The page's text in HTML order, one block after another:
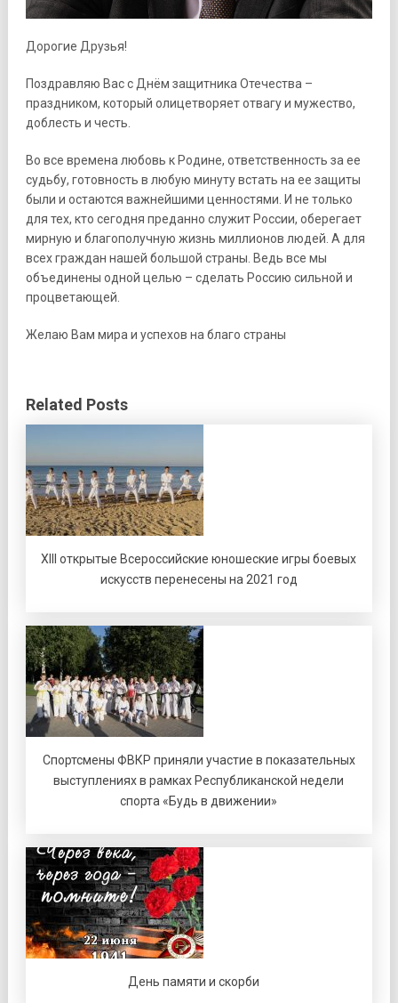
Дорогие Друзья!
Поздравляю Вас с Днём защитника Отечества –
праздником, который олицетворяет отвагу и мужество,
доблесть и честь.
Во все времена любовь к Родине, ответственность за ее
судьбу, готовность в любую минуту встать на ее защиты
были и остаются важнейшими ценностями. И не только
для тех, кто сегодня преданно служит России, оберегает
мирную и благополучную жизнь миллионов людей. А для
всех граждан нашей большой страны. Ведь все мы
объединены одной целью – сделать Россию сильной и
процветающей.
Желаю Вам мира и успехов на благо страны
Related Posts
XIII открытые Всероссийские юношеские игры боевых
искусств перенесены на 2021 год
Спортсмены ФВКР приняли участие в показательных
выступлениях в рамках Республиканской недели
спорта «Будь в движении»
День памяти и скорби